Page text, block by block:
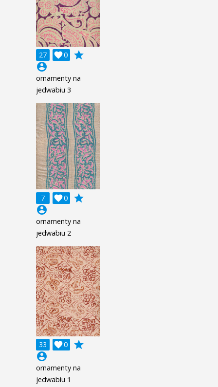
27 0

grade
account_circle
ornamenty na
jedwabiu 3
7 0

grade
account_circle
ornamenty na
jedwabiu 2
33 0

grade
account_circle
ornamenty na
jedwabiu 1